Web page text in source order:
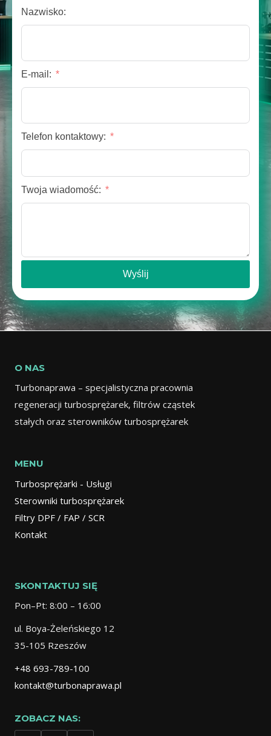
Nazwisko:
E-mail:
Telefon kontaktowy:
Twoja wiadomość:
Wyślij
O NAS
Turbonaprawa – specjalistyczna pracownia
regeneracji turbosprężarek, filtrów cząstek
stałych oraz sterowników turbosprężarek
MENU
Turbosprężarki - Usługi
Sterowniki turbosprężarek
Filtry DPF / FAP / SCR
Kontakt
SKONTAKTUJ SIĘ
Pon–Pt: 8:00 – 16:00
ul. Boya-Żeleńskiego 12
35-105 Rzeszów
+48 693-789-100
kontakt@turbonaprawa.pl
ZOBACZ NAS: